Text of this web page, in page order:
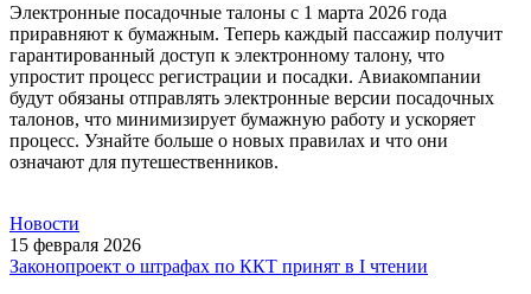
Электронные посадочные талоны с 1 марта 2026 года
приравняют к бумажным. Теперь каждый пассажир получит
гарантированный доступ к электронному талону, что
упростит процесс регистрации и посадки. Авиакомпании
будут обязаны отправлять электронные версии посадочных
талонов, что минимизирует бумажную работу и ускоряет
процесс. Узнайте больше о новых правилах и что они
означают для путешественников.
Новости
15 февраля 2026
Законопроект о штрафах по ККТ принят в I чтении